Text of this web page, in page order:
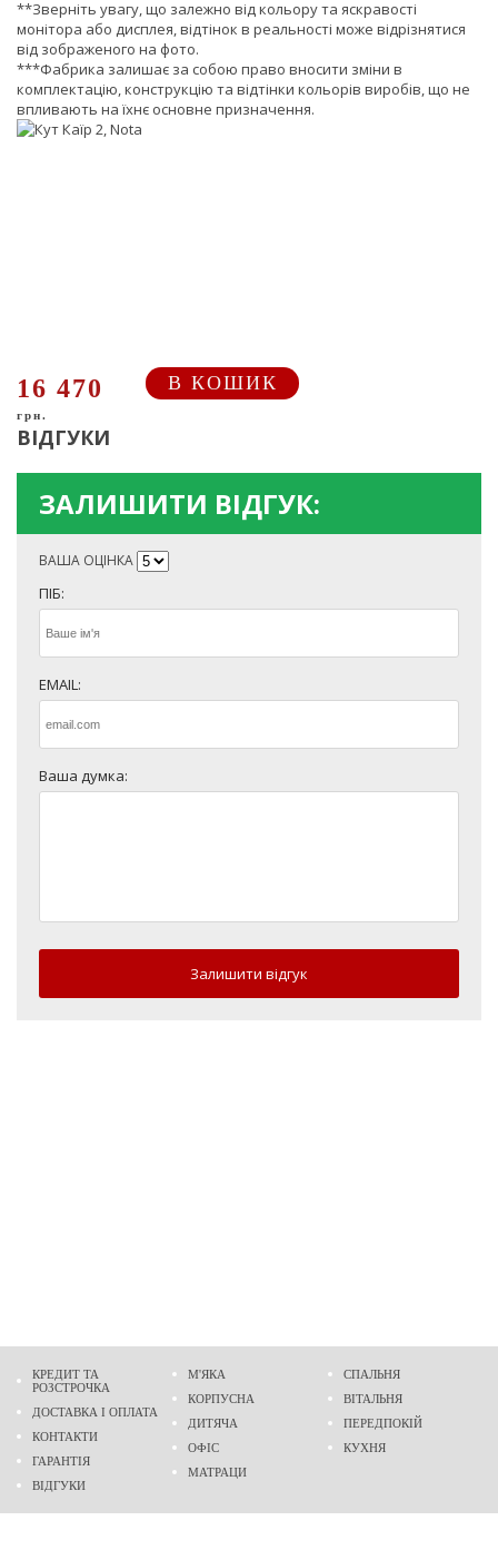
**Зверніть увагу, що залежно від кольору та яскравості
монітора або дисплея, відтінок в реальності може відрізнятися
від зображеного на фото.
***Фабрика залишає за собою право вносити зміни в
комплектацію, конструкцію та відтінки кольорів виробів, що не
впливають на їхнє основне призначення.
16 470
грн.
В КОШИК
ВІДГУКИ
ЗАЛИШИТИ ВІДГУК:
ВАША ОЦІНКА
ПІБ:
EMAIL:
Ваша думка:
Залишити відгук
КРЕДИТ ТА
РОЗСТРОЧКА
ДОСТАВКА І ОПЛАТА
КОНТАКТИ
ГАРАНТІЯ
ВІДГУКИ
М'ЯКА
КОРПУСНА
ДИТЯЧА
ОФІС
МАТРАЦИ
СПАЛЬНЯ
ВІТАЛЬНЯ
ПЕРЕДПОКІЙ
КУХНЯ